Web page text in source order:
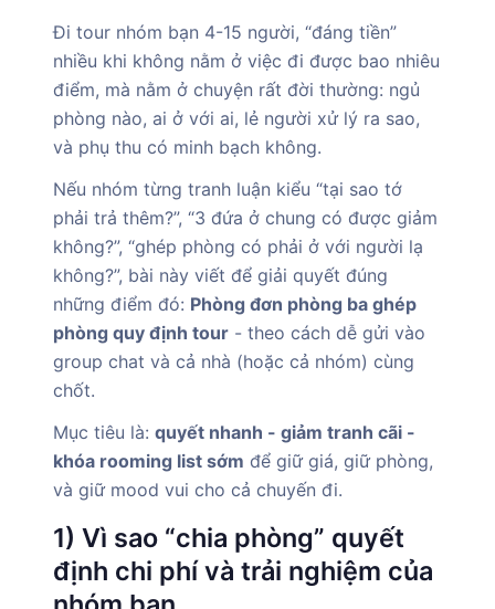
Đi tour nhóm bạn 4-15 người, “đáng tiền”
nhiều khi không nằm ở việc đi được bao nhiêu
điểm, mà nằm ở chuyện rất đời thường: ngủ
phòng nào, ai ở với ai, lẻ người xử lý ra sao,
và phụ thu có minh bạch không.
Nếu nhóm từng tranh luận kiểu “tại sao tớ
phải trả thêm?”, “3 đứa ở chung có được giảm
không?”, “ghép phòng có phải ở với người lạ
không?”, bài này viết để giải quyết đúng
những điểm đó: Phòng đơn phòng ba ghép
phòng quy định tour - theo cách dễ gửi vào
group chat và cả nhà (hoặc cả nhóm) cùng
chốt.
Mục tiêu là: quyết nhanh - giảm tranh cãi -
khóa rooming list sớm để giữ giá, giữ phòng,
và giữ mood vui cho cả chuyến đi.
1) Vì sao “chia phòng” quyết
định chi phí và trải nghiệm của